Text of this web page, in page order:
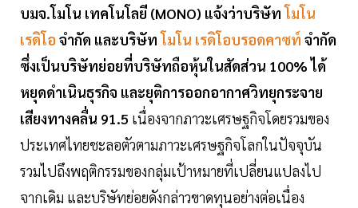
บมจ.โมโน เทคโนโลยี (MONO) แจ้งว่าบริษัทโมโน
เรดิโอ จำกัด และบริษัทโมโน เรดิโอบรอดคาซท์ จำกัด
ซึ่งเป็นบริษัทย่อยที่บริษัทถือหุ้นในสัดส่วน 100% ได้
หยุดดำเนินธุรกิจ และยุติการออกอากาศวิทยุกระจาย
เสียงทางคลื่น 91.5 เนื่องจากภาวะเศรษฐกิจโดยรวมของ
ประเทศไทยชะลอตัวตามภาวะเศรษฐกิจโลกในปัจจุบัน
รวมไปถึงพฤติกรรมของกลุ่มเป้าหมายที่เปลี่ยนแปลงไป
จากเดิม และบริษัทย่อยดังกล่าวขาดทุนอย่างต่อเนื่อง